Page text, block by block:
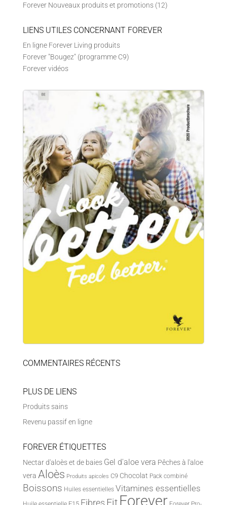
Forever Nouveaux produits et promotions (12)
LIENS UTILES CONCERNANT FOREVER
En ligne Forever Living produits
Forever "Bougez" (programme C9)
Forever vidéos
COMMENTAIRES RÉCENTS
PLUS DE LIENS
Produits sains
Revenu passif en ligne
FOREVER ÉTIQUETTES
Nectar d'aloès et de baies Gel d'aloe vera Pêches à l'aloe
vera Aloès Produits apicoles C9 Chocolat Pack combiné
Boissons Huiles essentielles Vitamines essentielles
Forever